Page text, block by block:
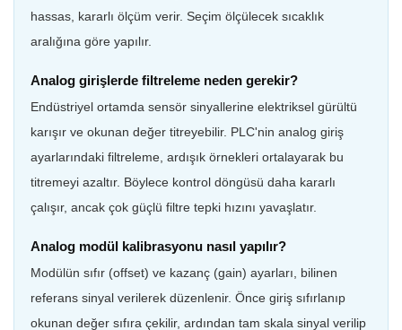
hassas, kararlı ölçüm verir. Seçim ölçülecek sıcaklık
aralığına göre yapılır.
Analog girişlerde filtreleme neden gerekir?
Endüstriyel ortamda sensör sinyallerine elektriksel gürültü
karışır ve okunan değer titreyebilir. PLC'nin analog giriş
ayarlarındaki filtreleme, ardışık örnekleri ortalayarak bu
titremeyi azaltır. Böylece kontrol döngüsü daha kararlı
çalışır, ancak çok güçlü filtre tepki hızını yavaşlatır.
Analog modül kalibrasyonu nasıl yapılır?
Modülün sıfır (offset) ve kazanç (gain) ayarları, bilinen
referans sinyal verilerek düzenlenir. Önce giriş sıfırlanıp
okunan değer sıfıra çekilir, ardından tam skala sinyal verilip